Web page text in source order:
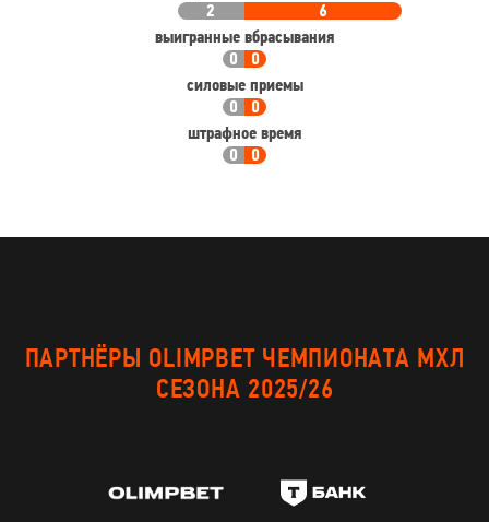
2
6
выигранные вбрасывания
0
0
силовые приемы
0
0
штрафное время
0
0
ПАРТНЁРЫ OLIMPBET ЧЕМПИОНАТА МХЛ
СЕЗОНА 2025/26